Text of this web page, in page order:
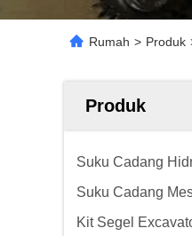
Rumah > Produk
Produk
Suku Cadang
Suku Cadang
Kit Segel